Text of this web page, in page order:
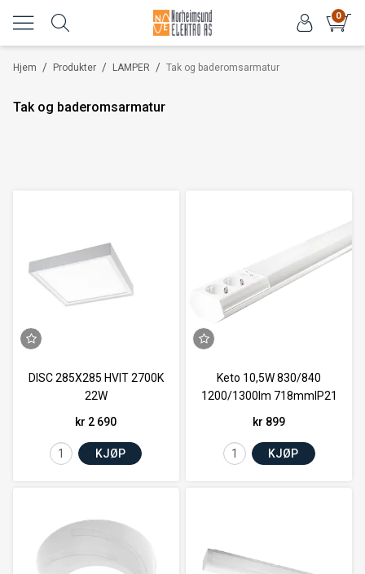
0
/
Hjem /
Produkter /
LAMPER Tak og baderomsarmatur
Tak og baderomsarmatur
DISC 285X285 HVIT 2700K
22W
kr 2 690
KJØP
Keto 10,5W 830/840
1200/1300lm 718mmIP21
kr 899
KJØP